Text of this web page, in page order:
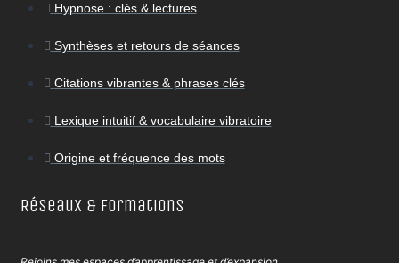
Hypnose : clés & lectures
Synthèses et retours de séances
Citations vibrantes & phrases clés
Lexique intuitif & vocabulaire vibratoire
Origine et fréquence des mots
Réseaux & Formations